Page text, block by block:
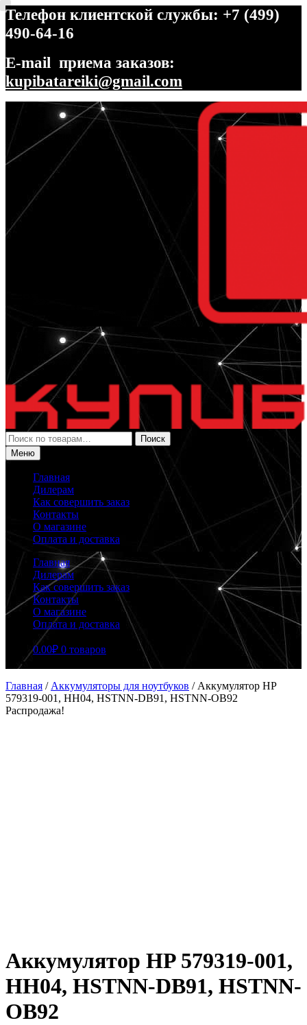
Телефон клиентской службы: +7 (499)
490-64-16
E-mail приема заказов:
kupibatareiki@gmail.com
Перейти
навигации
Перейти
содержимому
Искать:
Поиск
Меню
Главная
Дилерам
Как совершить заказ
Контакты
О магазине
Оплата и доставка
Главная
Дилерам
Как совершить заказ
Контакты
О магазине
Оплата и доставка
0.00₽ 0 товаров
Главная / Аккумуляторы для ноутбуков / Аккумулятор HP
579319-001, HH04, HSTNN-DB91, HSTNN-OB92
Распродажа!
Аккумулятор HP 579319-001,
HH04, HSTNN-DB91, HSTNN-
OB92